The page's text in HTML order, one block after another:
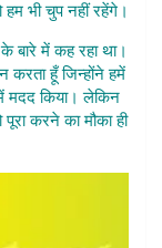
हम भी चुप नहीं रहेंगे।
बारे में कह रहा था।
करता हूँ जिन्होंने हमें
मदद किया। लेकिन
करने का मौका ही